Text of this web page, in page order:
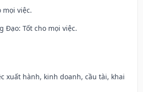
mọi việc.
Đạo: Tốt cho mọi việc.
xuất hành, kinh doanh, cầu tài, khai